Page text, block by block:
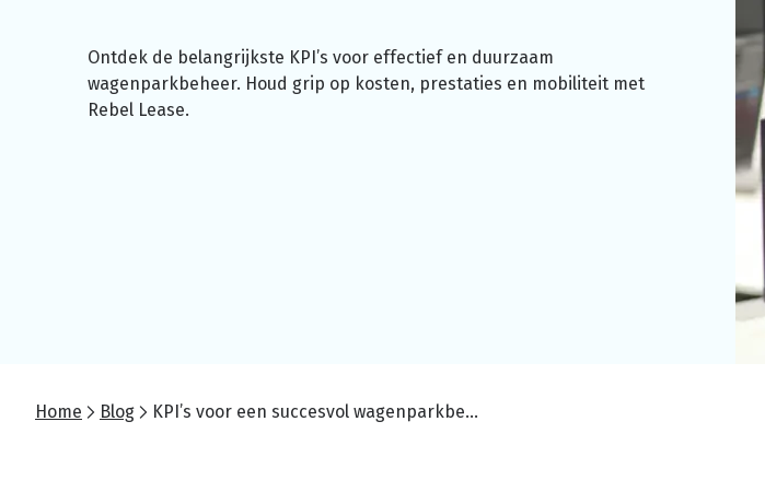
Ontdek de belangrijkste KPI’s voor effectief en duurzaam
wagenparkbeheer. Houd grip op kosten, prestaties en mobiliteit met
Rebel Lease.
Home Blog KPI’s voor een succesvol wagenparkbeheer